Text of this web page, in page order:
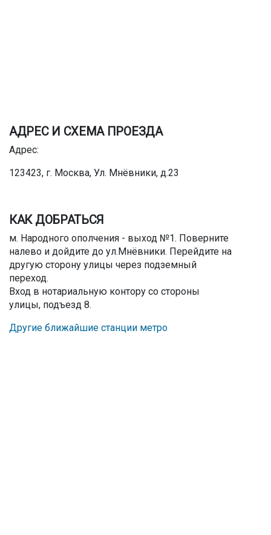
АДРЕС И СХЕМА ПРОЕЗДА
Адрес:
123423, г. Москва, Ул. Мнёвники, д.23
КАК ДОБРАТЬСЯ
м. Народного ополчения - выход №1. Поверните
налево и дойдите до ул.Мнёвники. Перейдите на
другую сторону улицы через подземный
переход.
Вход в нотариальную контору со стороны
улицы, подъезд 8.
Другие ближайшие станции метро